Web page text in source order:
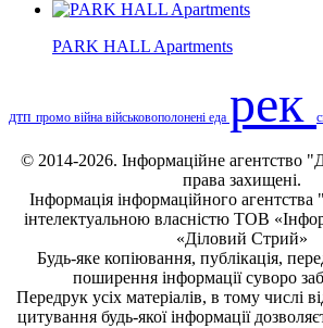
PARK HALL Apartments
дтп промо війна військовополонені еда рек
© 2014-2026. Інформаційне агентство
права захищені.
Інформація інформаційного
інтелектуальною власністю ТОВ
«Діловий Стрий»
Будь-яке копiювання, публiкацiя,
поширення iнформацiї суворо
Передрук усіх матеріалів, в тому числі
цитування будь-якої інформації